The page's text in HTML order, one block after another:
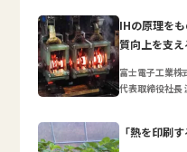
IHの原理を
質向上を支え
富士電子工業株
代表取締役社長
「熱を印刷